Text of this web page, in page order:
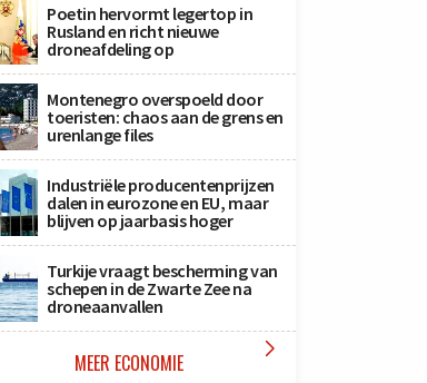
Poetin hervormt legertop in
Rusland en richt nieuwe
droneafdeling op
Montenegro overspoeld door
toeristen: chaos aan de grens en
urenlange files
Industriële producentenprijzen
dalen in eurozone en EU, maar
blijven op jaarbasis hoger
Turkije vraagt bescherming van
schepen in de Zwarte Zee na
droneaanvallen
MEER ECONOMIE 